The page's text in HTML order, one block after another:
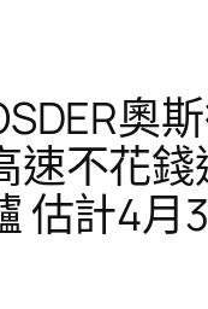
奧
速不花錢
估計4月